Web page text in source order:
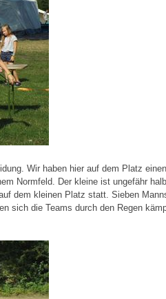
Wir haben hier auf dem Platz
Normfeld. Der kleine ist ungefähr
dem kleinen Platz statt. Sieben
sich die Teams durch den Regen